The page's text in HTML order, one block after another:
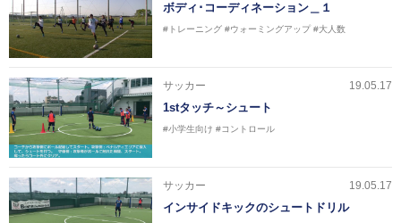
ボディ･コーディネーション＿１
#トレーニング #ウォーミングアップ #大人数
サッカー 19.05.17
1stタッチ～シュート
#小学生向け #コントロール
サッカー 19.05.17
インサイドキックのシュートドリル